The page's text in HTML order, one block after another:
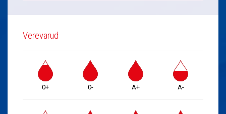
Verevarud
0+ 0- A+ A-